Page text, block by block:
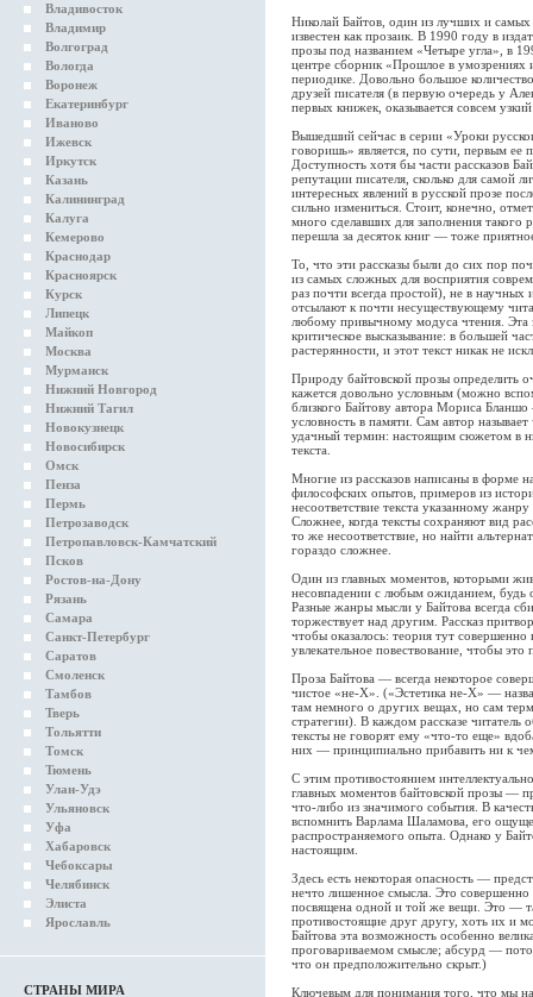
Владивосток
Владимир
Волгоград
Вологда
Воронеж
Екатеринбург
Иваново
Ижевск
Иркутск
Казань
Калининград
Калуга
Кемерово
Краснодар
Красноярск
Курск
Липецк
Майкоп
Москва
Мурманск
Нижний Новгород
Нижний Тагил
Новокузнецк
Новосибирск
Омск
Пенза
Пермь
Петрозаводск
Петропавловск-Камчатский
Псков
Ростов-на-Дону
Рязань
Самара
Санкт-Петербург
Саратов
Смоленск
Тамбов
Тверь
Тольятти
Томск
Тюмень
Улан-Удэ
Ульяновск
Уфа
Хабаровск
Чебоксары
Челябинск
Элиста
Ярославль
СТРАНЫ МИРА
Николай Байтов, один из лучших и
известен как прозаик. В 1990 году в
прозы под названием «Четыре угла», в
центре сборник «Прошлое в умозрениях
периодике. Довольно большое
друзей писателя (в первую очередь у
первых книжек, оказывается совсем
Вышедший сейчас в серии «Уроки
говоришь» является, по сути, первым ее
Доступность хотя бы части рассказов
репутации писателя, сколько для самой
интересных явлений в русской прозе
сильно измениться. Стоит, конечно,
много сделавших для заполнения такого
перешла за десяток книг — тоже
То, что эти рассказы были до сих пор
из самых сложных для восприятия
раз почти всегда простой), не в
отсылают к почти несуществующему
любому привычному модуса чтения. Эта
критическое высказывание: в большей
растерянности, и этот текст никак не
Природу байтовской прозы определить
кажется довольно условным (можно
близкого Байтову автора Мориса
условность в памяти. Сам автор
удачный термин: настоящим сюжетом в
текста.
Многие из рассказов написаны в форме
философских опытов, примеров из
несоответствие текста указанному
Сложнее, когда тексты сохраняют вид
то же несоответствие, но найти
гораздо сложнее.
Один из главных моментов, которыми
несовпадении с любым ожиданием, будь
Разные жанры мысли у Байтова всегда
торжествует над другим. Рассказ
чтобы оказалось: теория тут
увлекательное повествование, чтобы это
Проза Байтова — всегда некоторое
чистое «не-X». («Эстетика не-Х» —
там немного о других вещах, но сам
стратегии). В каждом рассказе
тексты не говорят ему «что-то еще»
них — принципиально прибавить ни к
С этим противостоянием
главных моментов байтовской прозы —
что-либо из значимого события. В
вспомнить Варлама Шаламова, его
распространяемого опыта. Однако у
настоящим.
Здесь есть некоторая опасность —
нечто лишенное смысла. Это совершенно
посвящена одной и той же вещи. Это —
противостоящие друг другу, хоть их и
Байтова эта возможность особенно
проговариваемом смысле; абсурд —
что он предположительно скрыт.)
Ключевым для понимания того, что мы